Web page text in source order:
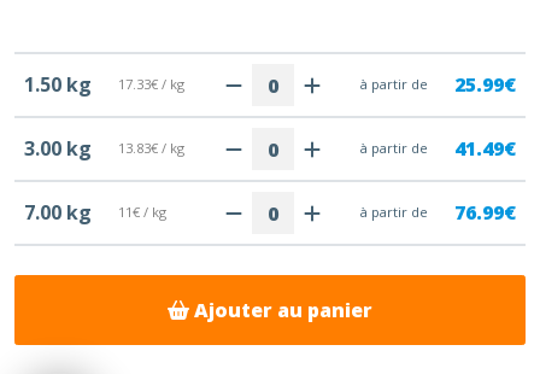
1.50 kg 17.33€ / kg à partir de 25.99€
3.00 kg 13.83€ / kg à partir de 41.49€
7.00 kg 11€ / kg à partir de 76.99€
Ajouter au panier